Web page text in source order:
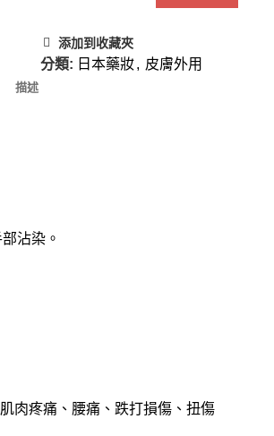
添加到收藏夾
分類: 日本藥妝, 皮膚外用
描述
沾染。
肉疼痛、腰痛、跌打損傷、扭傷